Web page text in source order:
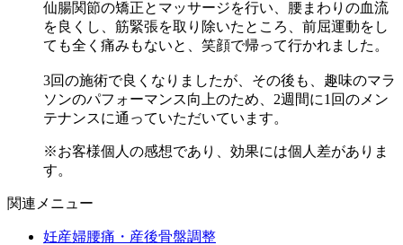
仙腸関節の矯正とマッサージを行い、腰まわりの血流
を良くし、筋緊張を取り除いたところ、前屈運動をし
ても全く痛みもないと、笑顔で帰って行かれました。
3回の施術で良くなりましたが、その後も、趣味のマラ
ソンのパフォーマンス向上のため、2週間に1回のメン
テナンスに通っていただいています。
※お客様個人の感想であり、効果には個人差がありま
す。
関連メニュー
妊産婦腰痛・産後骨盤調整